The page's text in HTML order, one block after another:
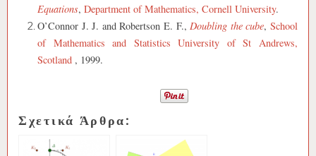
Equations, Department of Mathematics, Cornell University.
O’Connor J. J. and Robertson E. F.,Doubling the cube,School
of Mathematics and Statistics University of St Andrews,
Scotland , 1999.
Σχετικά Άρθρα: